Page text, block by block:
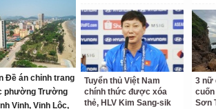
Đề án chỉnh trang
phường Trường
Vinh, Vinh Lộc,
Tuyển thủ Việt Nam
chính thức được xóa
thẻ, HLV Kim Sang-sik
3 nữ
Sơn